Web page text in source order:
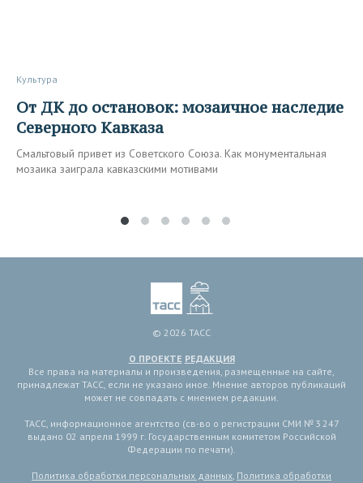
Культура
От ДК до остановок: мозаичное наследие
Северного Кавказа
Смальтовый привет из Советского Союза. Как монументальная
мозаика заиграла кавказскими мотивами
© 2026 ТАСС
О ПРОЕКТЕ РЕДАКЦИЯ
Все права на материалы и произведения, размещенные на сайте,
принадлежат ТАСС, если не указано иное. Мнение авторов публикаций
может не совпадать с мнением редакции.
ТАСС, информационное агентство (св-во о регистрации СМИ № 3 247
выдано 02 апреля 1999 г. Государственным комитетом Российской
Федерации по печати).
Политика обработки персональных данных, Политика обработки